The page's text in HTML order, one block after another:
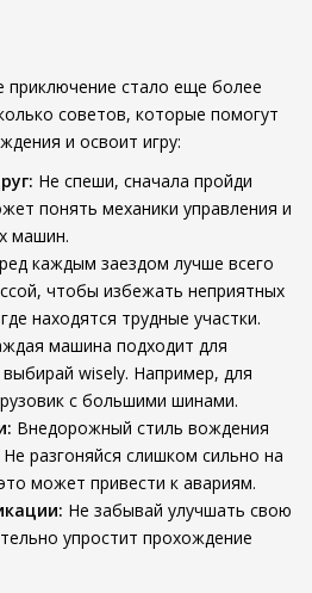
стало еще более
советов, которые помогут
и освоит игру:
Не спеши, сначала пройди
понять механики управления и
машин.
каждым заездом лучше всего
чтобы избежать неприятных
находятся трудные участки.
машина подходит для
wisely. Например, для
с большими шинами.
Внедорожный стиль вождения
разгоняйся слишком сильно на
может привести к авариям.
Не забывай улучшать свою
упростит прохождение